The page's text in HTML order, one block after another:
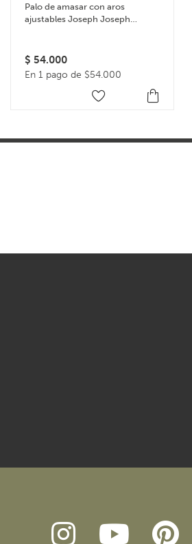
Palo de amasar con aros
ajustables Joseph Joseph
$ 54.000
En 1 pago de $54.000